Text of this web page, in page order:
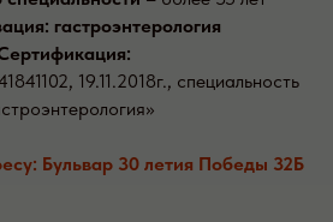
гастроэнтерология
19.11.2018г., специальность
Бульвар 30 летия Победы 32Б